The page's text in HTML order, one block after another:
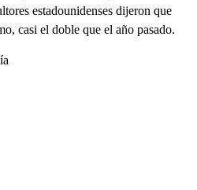
estadounidenses dijeron que
casi el doble que el año pasado.